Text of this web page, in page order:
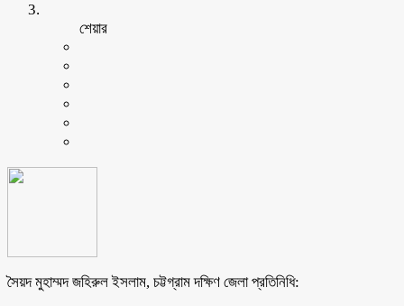
শেয়ার
সৈয়দ মুহাম্মদ জহিরুল ইসলাম, চট্টগ্রাম দক্ষিণ জেলা প্রতিনিধি: